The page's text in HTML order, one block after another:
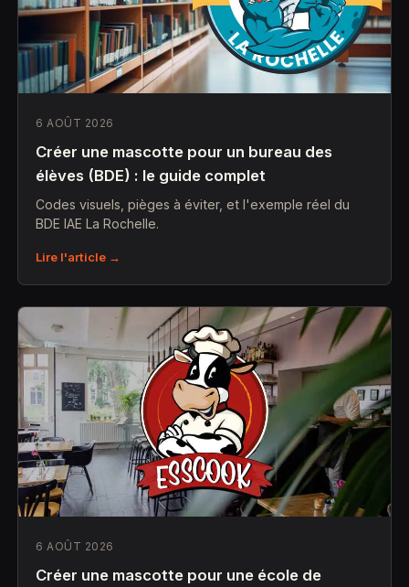
6 AOÛT 2026
Créer une mascotte pour un bureau des
élèves (BDE) : le guide complet
Codes visuels, pièges à éviter, et l'exemple réel du
BDE IAE La Rochelle.
Lire l'article →
6 AOÛT 2026
Créer une mascotte pour une école de